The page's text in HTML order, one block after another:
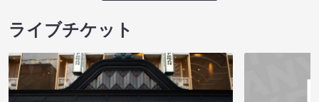
ライブチケット